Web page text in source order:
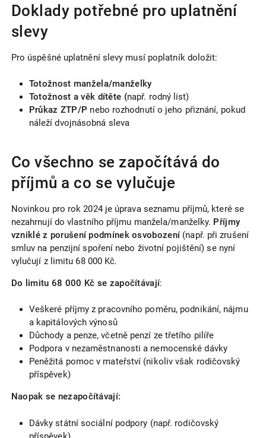
Doklady potřebné pro uplatnění
slevy
Pro úspěšné uplatnění slevy musí poplatník doložit:
Totožnost manžela/manželky
Totožnost a věk dítěte (např. rodný list)
Průkaz ZTP/P nebo rozhodnutí o jeho přiznání, pokud
náleží dvojnásobná sleva
Co všechno se započítává do
příjmů a co se vylučuje
Novinkou pro rok 2024 je úprava seznamu příjmů, které se
nezahrnují do vlastního příjmu manžela/manželky. Příjmy
vzniklé z porušení podmínek osvobození(např. při zrušení
smluv na penzijní spoření nebo životní pojištění) se nyní
vylučují z limitu 68 000 Kč.
Do limitu 68 000 Kč se započítávají:
Veškeré příjmy z pracovního poměru, podnikání, nájmu
a kapitálových výnosů
Důchody a penze, včetně penzí ze třetího pilíře
Podpora v nezaměstnanosti a nemocenské dávky
Peněžitá pomoc v mateřství (nikoliv však rodičovský
příspěvek)
Naopak se nezapočítávají:
Dávky státní sociální podpory (např. rodičovský